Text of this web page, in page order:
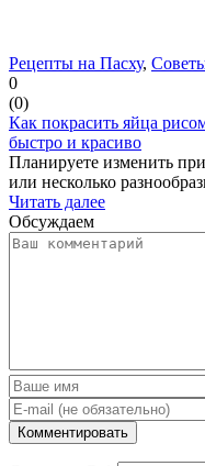
Рецепты на Пасху,
0
(0)
Как покрасить яйца
быстро и красиво
Планируете изменить
или несколько
Читать далее
Обсуждаем